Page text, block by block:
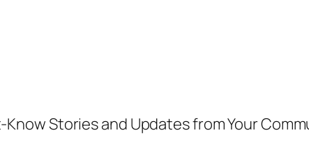
Stories and Updates from Your